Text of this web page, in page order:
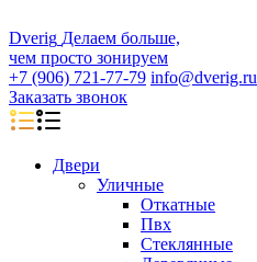
Dverig Делаем больше,
чем просто зонируем
+7 (906) 721-77-79 info@dverig.ru
Заказать звонок
Двери
Уличные
Откатные
Пвх
Стеклянные